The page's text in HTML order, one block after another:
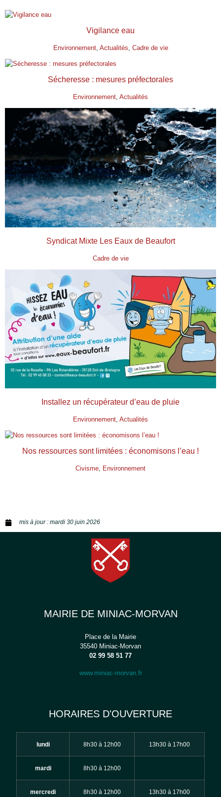
Vigilance eau
Environnement, Actualités, Cadre de vie
Sécheresse : mesures préfectorales
Environnement, Actualités
Syndicat Mixte Les Eaux de Beaufort
Cadre de vie
Installez un récupérateur d’eau de pluie
Environnement, Actualités
Nos ressources sont limitées : économisons l’eau !
Civisme, Environnement
mis à jour : mardi 30 juin 2026
MAIRIE DE MINIAC-MORVAN
Place de la Mairie
35540 Miniac-Morvan
02 99 58 51 77
www.miniac-morvan.fr
HORAIRES D'OUVERTURE
lundi 8h30 à 12h00 13h30 à 17h00
mardi 8h30 à 12h00
mercredi 8h30 à 12h00 13h30 à 17h00